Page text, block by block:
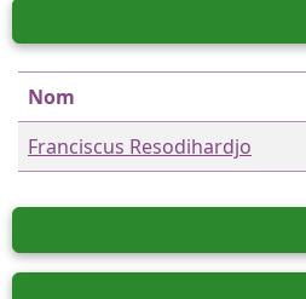
Nom
Franciscus Resodihardjo